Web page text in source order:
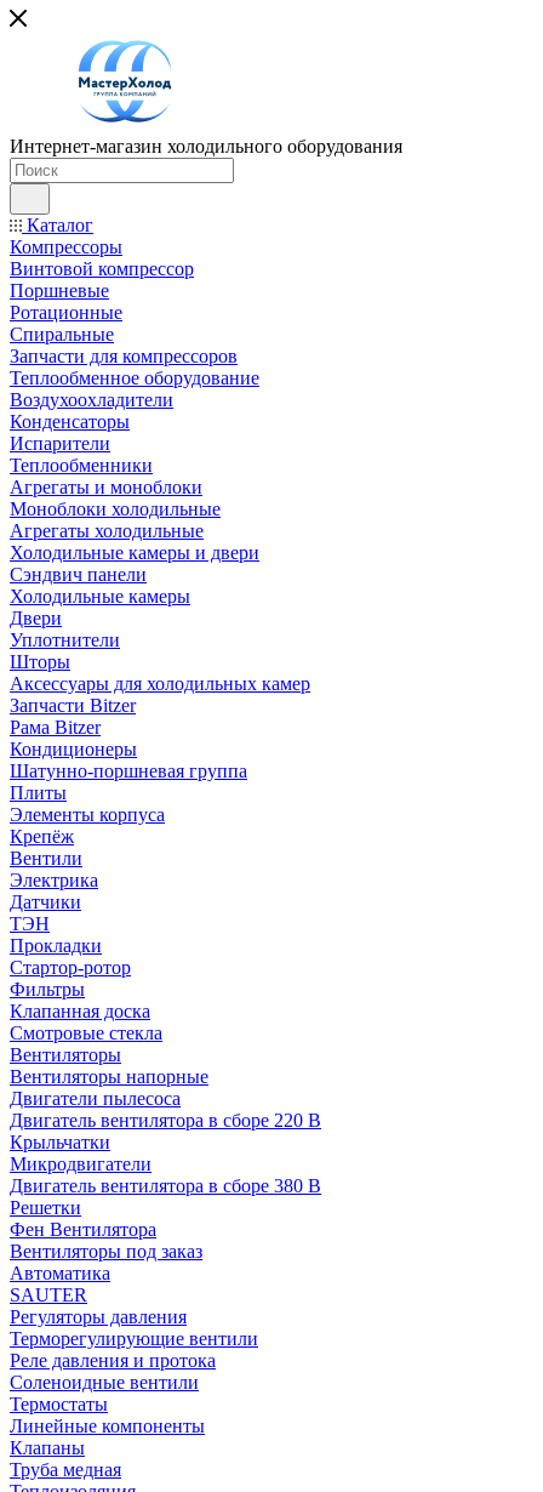
Интернет-магазин холодильного оборудования
Каталог
Компрессоры
Винтовой компрессор
Поршневые
Ротационные
Спиральные
Запчасти для компрессоров
Теплообменное оборудование
Воздухоохладители
Конденсаторы
Испарители
Теплообменники
Агрегаты и моноблоки
Моноблоки холодильные
Агрегаты холодильные
Холодильные камеры и двери
Сэндвич панели
Холодильные камеры
Двери
Уплотнители
Шторы
Аксессуары для холодильных камер
Запчасти Bitzer
Рама Bitzer
Кондиционеры
Шатунно-поршневая группа
Плиты
Элементы корпуса
Крепёж
Вентили
Электрика
Датчики
ТЭН
Прокладки
Стартор-ротор
Фильтры
Клапанная доска
Смотровые стекла
Вентиляторы
Вентиляторы напорные
Двигатели пылесоса
Двигатель вентилятора в сборе 220 В
Крыльчатки
Микродвигатели
Двигатель вентилятора в сборе 380 В
Решетки
Фен Вентилятора
Вентиляторы под заказ
Автоматика
SAUTER
Регуляторы давления
Терморегулирующие вентили
Реле давления и протока
Соленоидные вентили
Термостаты
Линейные компоненты
Клапаны
Труба медная